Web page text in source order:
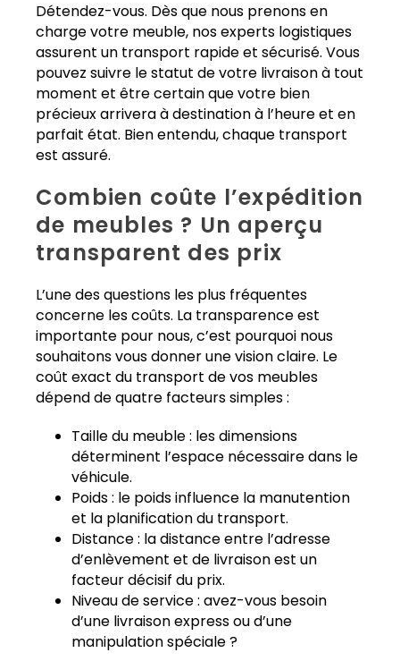
Détendez-vous. Dès que nous prenons en
charge votre meuble, nos experts logistiques
assurent un transport rapide et sécurisé. Vous
pouvez suivre le statut de votre livraison à tout
moment et être certain que votre bien
précieux arrivera à destination à l’heure et en
parfait état. Bien entendu, chaque transport
est assuré.
Combien coûte l’expédition
de meubles ? Un aperçu
transparent des prix
L’une des questions les plus fréquentes
concerne les coûts. La transparence est
importante pour nous, c’est pourquoi nous
souhaitons vous donner une vision claire. Le
coût exact du transport de vos meubles
dépend de quatre facteurs simples :
Taille du meuble : les dimensions
déterminent l’espace nécessaire dans le
véhicule.
Poids : le poids influence la manutention
et la planification du transport.
Distance : la distance entre l’adresse
d’enlèvement et de livraison est un
facteur décisif du prix.
Niveau de service : avez-vous besoin
d’une livraison express ou d’une
manipulation spéciale ?